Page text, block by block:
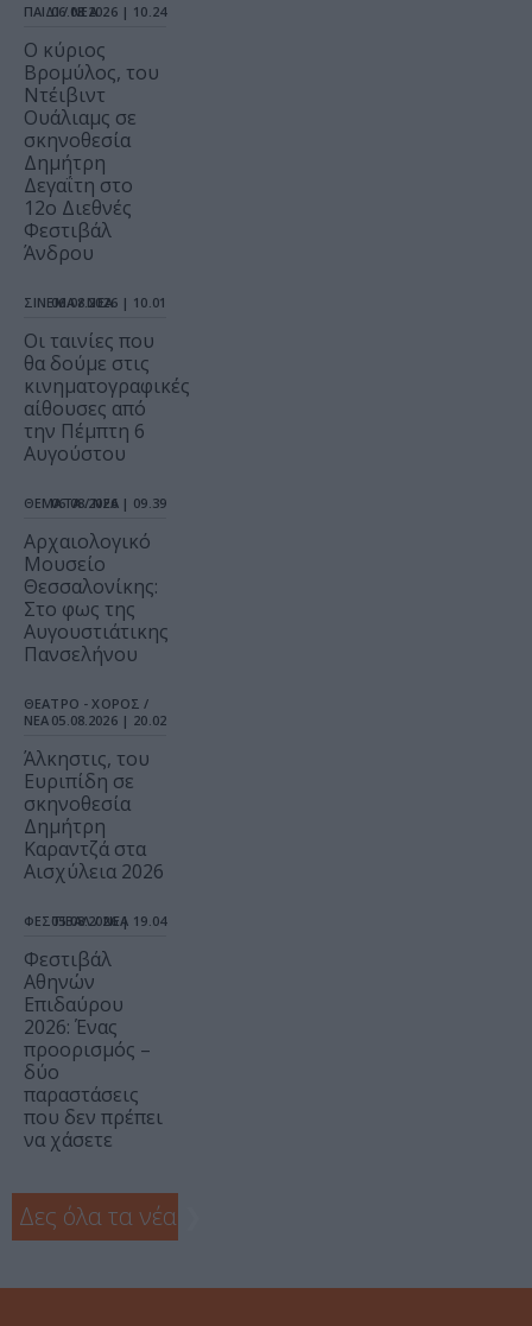
ΠΑΙΔΙ / ΝΕΑ
06.08.2026 | 10.24
O κύριος
Βρομύλος, του
Ντέιβιντ
Ουάλιαμς σε
σκηνοθεσία
Δημήτρη
Δεγαΐτη στο
12ο Διεθνές
Φεστιβάλ
Άνδρου
ΣΙΝΕΜΑ / ΝΕΑ
06.08.2026 | 10.01
Οι ταινίες που
θα δούμε στις
κινηματογραφικές
αίθουσες από
την Πέμπτη 6
Αυγούστου
ΘΕΜΑΤΑ / ΝΕΑ
06.08.2026 | 09.39
Αρχαιολογικό
Μουσείο
Θεσσαλονίκης:
Στο φως της
Αυγουστιάτικης
Πανσελήνου
ΘΕΑΤΡΟ - ΧΟΡΟΣ /
ΝΕΑ 05.08.2026 | 20.02
Άλκηστις, του
Ευριπίδη σε
σκηνοθεσία
Δημήτρη
Καραντζά στα
Αισχύλεια 2026
ΦΕΣΤΙΒΑΛ / ΝΕΑ
05.08.2026 | 19.04
Φεστιβάλ
Αθηνών
Επιδαύρου
2026: Ένας
προορισμός –
δύο
παραστάσεις
που δεν πρέπει
να χάσετε
Δες όλα τα νέα